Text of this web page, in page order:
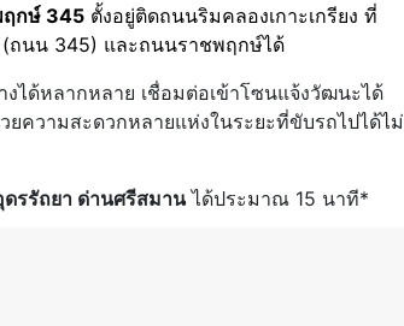
ฤกษ์ 345 ตั้งอยู่ติดถนนริมคลองเกาะเกรียง ที่
ถนน 345) และถนนราชพฤกษ์ได้
งได้หลากหลาย เชื่อมต่อเข้าโซนแจ้งวัฒนะได้
ยความสะดวกหลายแห่งในระยะที่ขับรถไปได้ไม่
รรัถยา ด่านศรีสมานได้ประมาณ 15 นาที*